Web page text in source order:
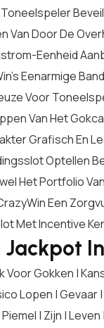
Van Door De
Eenheid
Eenarmige
Voor
Van Het
Grafisch En
Optellen
Het Portfolio
Een
Met Incentive
Gokken |
Lopen |
| Zijn |